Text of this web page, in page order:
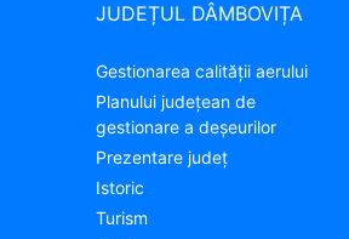
JUDEȚUL DÂMBOVIȚA
Gestionarea calității aerului
Planului județean de
gestionare a deșeurilor
Prezentare judeţ
Istoric
Turism